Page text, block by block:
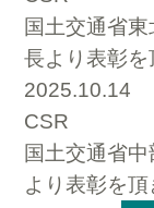
国土交通省
長より表彰を
2025.10.14
CSR
国土交通省
より表彰を頂